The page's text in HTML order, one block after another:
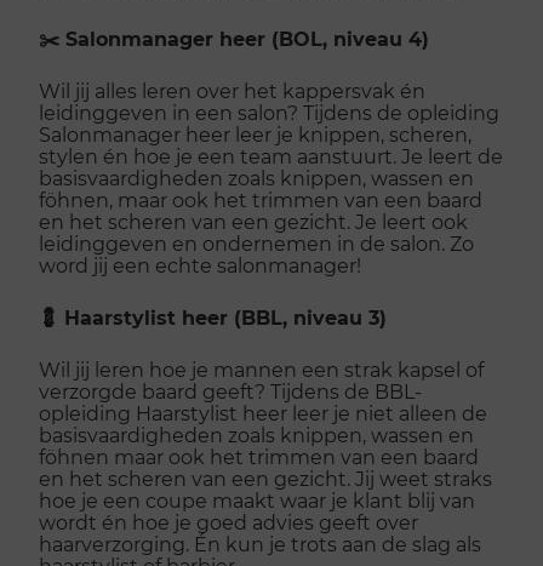
✂️ Salonmanager heer (BOL, niveau 4)
Wil jij alles leren over het kappersvak én
leidinggeven in een salon? Tijdens de opleiding
Salonmanager heer leer je knippen, scheren,
stylen én hoe je een team aanstuurt. Je leert de
basisvaardigheden zoals knippen, wassen en
föhnen, maar ook het trimmen van een baard
en het scheren van een gezicht. Je leert ook
leidinggeven en ondernemen in de salon. Zo
word jij een echte salonmanager!
💈 Haarstylist heer (BBL, niveau 3)
Wil jij leren hoe je mannen een strak kapsel of
verzorgde baard geeft? Tijdens de BBL-
opleiding Haarstylist heer leer je niet alleen de
basisvaardigheden zoals knippen, wassen en
föhnen maar ook het trimmen van een baard
en het scheren van een gezicht. Jij weet straks
hoe je een coupe maakt waar je klant blij van
wordt én hoe je goed advies geeft over
haarverzorging. Én kun je trots aan de slag als